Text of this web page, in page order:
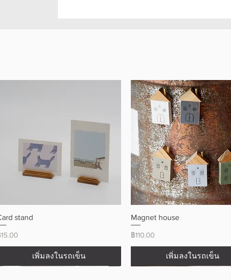
stand
คา
เพิ่มลงในรถเข็น
ดูข้อมูลด่วน
Magnet house
ราคา
฿110.00
เพิ่มลงในรถเข็น